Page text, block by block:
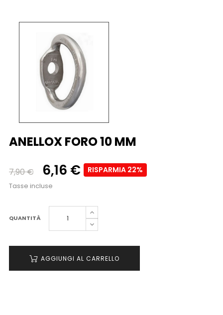
ANELLOX FORO 10 MM
7,90 € 6,16 € RISPARMIA 22%
Tasse incluse
QUANTITÀ
AGGIUNGI AL CARRELLO